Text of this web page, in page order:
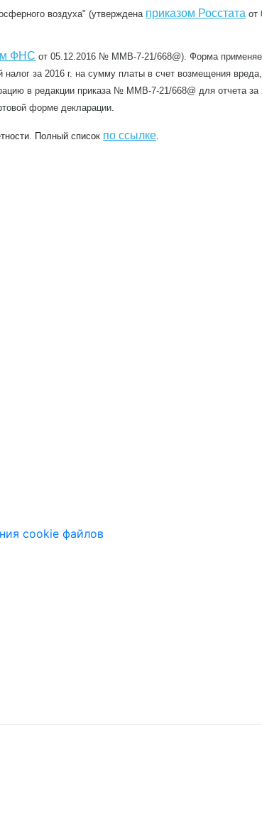
воздуха" (утверждена приказом Росстата от
ФНС от 05.12.2016 № ММВ-7-21/668@). Форма
за 2016 г. на сумму платы в счет возмещения
в редакции приказа № ММВ-7-21/668@ для отчета
форме декларации.
Полный список по ссылке.
cookie файлов